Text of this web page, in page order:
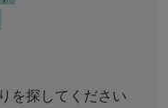
を探してください